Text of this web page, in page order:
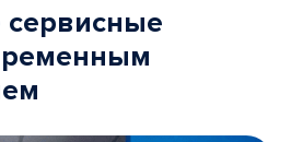
сервисные